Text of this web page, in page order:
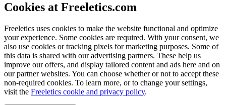
Cookies at Freeletics.com
Freeletics uses cookies to make the website functional and optimize
your experience. Some cookies are required. With your consent, we
also use cookies or tracking pixels for marketing purposes. Some of
this data is shared with our advertising partners. These help us
improve our offers, and display tailored content and ads here and on
our partner websites. You can choose whether or not to accept these
non-required cookies. To learn more, or to change your settings,
visit the Freeletics cookie and privacy policy.